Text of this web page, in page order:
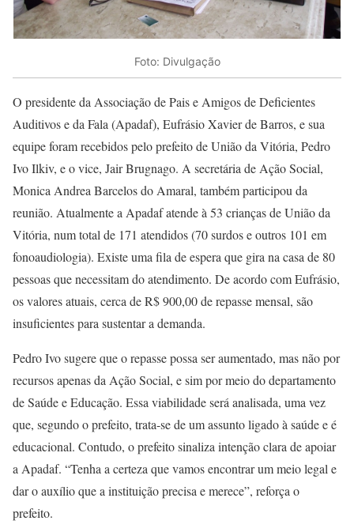
Foto: Divulgação
O presidente da Associação de Pais e Amigos de Deficientes
Auditivos e da Fala (Apadaf), Eufrásio Xavier de Barros, e sua
equipe foram recebidos pelo prefeito de União da Vitória, Pedro
Ivo Ilkiv, e o vice, Jair Brugnago. A secretária de Ação Social,
Monica Andrea Barcelos do Amaral, também participou da
reunião. Atualmente a Apadaf atende à 53 crianças de União da
Vitória, num total de 171 atendidos (70 surdos e outros 101 em
fonoaudiologia). Existe uma fila de espera que gira na casa de 80
pessoas que necessitam do atendimento. De acordo com Eufrásio,
os valores atuais, cerca de R$ 900,00 de repasse mensal, são
insuficientes para sustentar a demanda.
Pedro Ivo sugere que o repasse possa ser aumentado, mas não por
recursos apenas da Ação Social, e sim por meio do departamento
de Saúde e Educação. Essa viabilidade será analisada, uma vez
que, segundo o prefeito, trata-se de um assunto ligado à saúde e é
educacional. Contudo, o prefeito sinaliza intenção clara de apoiar
a Apadaf. “Tenha a certeza que vamos encontrar um meio legal e
dar o auxílio que a instituição precisa e merece”, reforça o
prefeito.